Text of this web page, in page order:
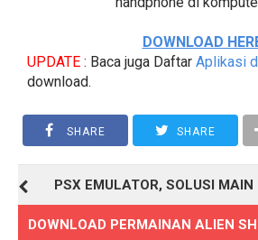
DOWNLOAD
UPDATE : Baca juga Daftar Aplikasi
download.
SHARE SHARE
PSX EMULATOR, SOLUSI MAIN
DOWNLOAD PERMAINAN ALIEN